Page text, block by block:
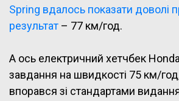
Spring вдалось показати доволі
результат – 77 км/год.
А ось електричний хетчбек
завдання на швидкості 75 км/
впорався зі стандартами